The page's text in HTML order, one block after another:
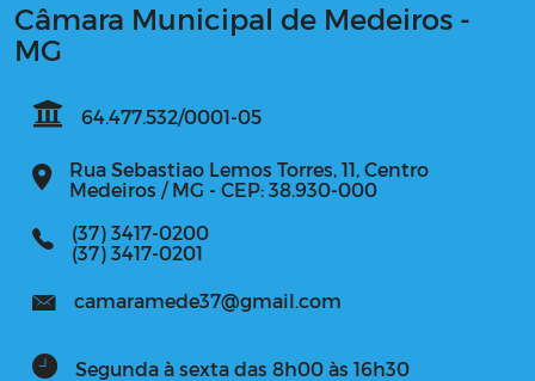
Câmara Municipal de Medeiros -
MG
64.477.532/0001-05
Rua Sebastiao Lemos Torres, 11, Centro
Medeiros / MG - CEP: 38.930-000
(37) 3417-0200
(37) 3417-0201
camaramede37@gmail.com
Segunda à sexta das 8h00 às 16h30